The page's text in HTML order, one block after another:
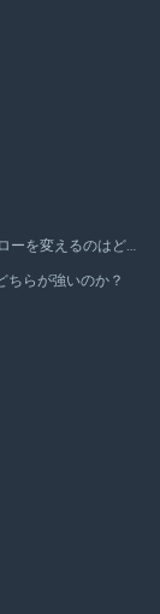
UXPin Forge vs Figma MCP：AI時代のデザインワークフローを変えるのはどちらか？
ちらが強いのか？